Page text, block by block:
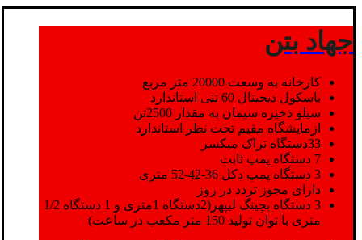
جهاد بتن
کارخانه به وسعت 20000 متر مربع
باسکول دیجیتال 60 تنی استاندارد
سیلو ذخیره سیمان به مقدار 2500تن
ازمایشگاه مقیم تحت نظر استاندارد
33دستگاه تراک میکسر
7 دستگاه پمپ ثابت
3 دستگاه پمپ دکل 36-42-52 متری
دارای مجوز تردد در روز
3 دستگاه بچینگ لیپهر(2دستگاه 1متری و 1 دستگاه 1/2
متری با توان تولید 150 متر مکعب در ساعت)